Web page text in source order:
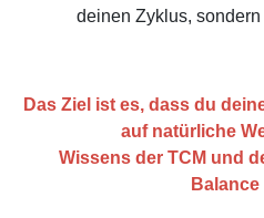
deinen Zyklus,
Das Ziel ist es, dass du
auf natürliche
Wissens der TCM und